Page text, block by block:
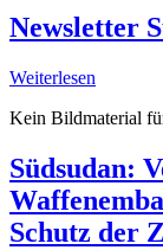
Newsletter
Weiterlesen
Kein Bildmaterial
Südsudan:
Schutz der